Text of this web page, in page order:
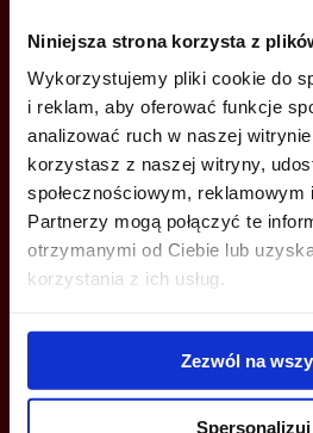
Niniejsza strona korzysta z
Wykorzystujemy pliki cookie do
i reklam, aby oferować funkcje
analizować ruch w naszej
korzystasz z naszej witryny,
społecznościowym, reklamowym
Partnerzy mogą połączyć te
otrzymanymi od Ciebie lub
korzystania z ich usług.
Zezwól na
Spersonalizuj
Milena
YOU CAN LEAVE YOUR PHONE NUMBER
YOU